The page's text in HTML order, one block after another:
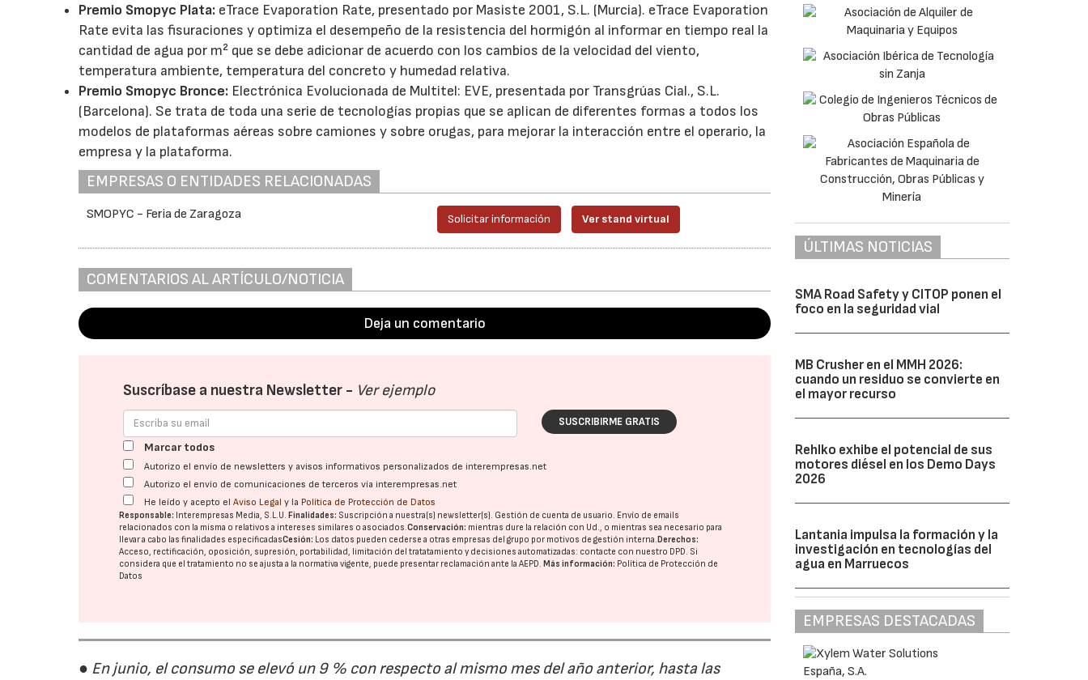
Premio Smopyc Plata: eTrace Evaporation Rate, presentado por Masiste 2001, S.L. (Murcia). eTrace Evaporation
Rate evita las fisuraciones y optimiza el desempeño de la resistencia del hormigón al informar en tiempo real la
cantidad de agua por m² que se debe adicionar de acuerdo con los cambios de la velocidad del viento,
temperatura ambiente, temperatura del concreto y humedad relativa.
Premio Smopyc Bronce: Electrónica Evolucionada de Multitel: EVE, presentada por Transgrúas Cial., S.L.
(Barcelona). Se trata de toda una serie de tecnologías propias que se aplican de diferentes formas a todos los
modelos de plataformas aéreas sobre camiones y sobre orugas, para mejorar la interacción entre el operario, la
empresa y la plataforma.
EMPRESAS O ENTIDADES RELACIONADAS
SMOPYC - Feria de Zaragoza Solicitar información Ver stand virtual
COMENTARIOS AL ARTÍCULO/NOTICIA
Deja un comentario
Suscríbase a nuestra Newsletter - Ver ejemplo
SUSCRIBIRME GRATIS
Marcar todos
Autorizo el envío de newsletters y avisos informativos personalizados de interempresas.net
Autorizo el envío de comunicaciones de terceros vía interempresas.net
He leído y acepto elAviso Legal y la Política de Protección de Datos
Responsable: Interempresas Media, S.L.U.Finalidades: Suscripción a nuestra(s) newsletter(s). Gestión de cuenta de usuario. Envío de emails
relacionados con la misma o relativos a intereses similares o asociados.Conservación: mientras dure la relación con Ud., o mientras sea necesario para
llevar a cabo las finalidades especificadasCesión: Los datos pueden cederse a otras empresas del grupo por motivos de gestión interna.Derechos:
Acceso, rectificación, oposición, supresión, portabilidad, limitación del tratatamiento y decisiones automatizadas: contacte con nuestro DPD. Si
considera que el tratamiento no se ajusta a la normativa vigente, puede presentar reclamación ante laAEPD.Más información: Política de Protección de
Datos
● En junio, el consumo se elevó un 9 % con respecto al mismo mes del año anterior, hasta las
ÚLTIMAS NOTICIAS
SMA Road Safety y CITOP ponen el
foco en la seguridad vial
MB Crusher en el MMH 2026:
cuando un residuo se convierte en
el mayor recurso
Rehlko exhibe el potencial de sus
motores diésel en los Demo Days
2026
Lantania impulsa la formación y la
investigación en tecnologías del
agua en Marruecos
EMPRESAS DESTACADAS